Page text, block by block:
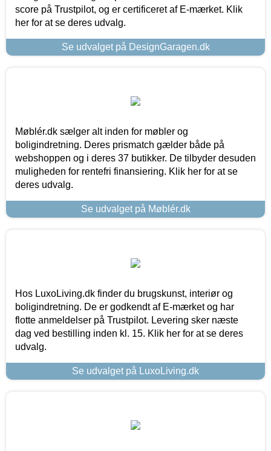
score på Trustpilot, og er certificeret af E-mærket. Klik
her for at se deres udvalg.
Se udvalget på DesignGaragen.dk
Møblér.dk sælger alt inden for møbler og
boligindretning. Deres prismatch gælder både på
webshoppen og i deres 37 butikker. De tilbyder desuden
muligheden for rentefri finansiering. Klik her for at se
deres udvalg.
Se udvalget på Møblér.dk
Hos LuxoLiving.dk finder du brugskunst, interiør og
boligindretning. De er godkendt af E-mærket og har
flotte anmeldelser på Trustpilot. Levering sker næste
dag ved bestilling inden kl. 15. Klik her for at se deres
udvalg.
Se udvalget på LuxoLiving.dk